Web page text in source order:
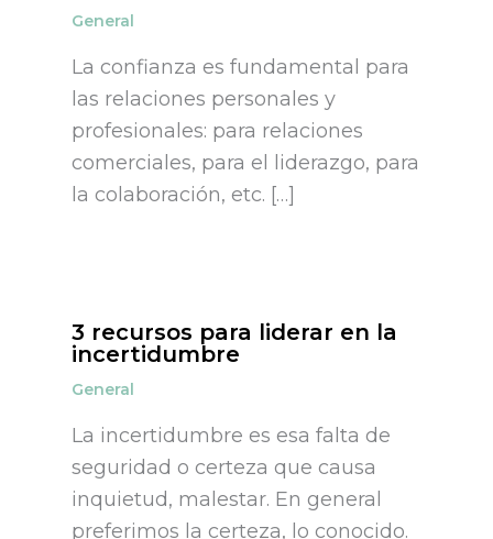
General
La confianza es fundamental para
las relaciones personales y
profesionales: para relaciones
comerciales, para el liderazgo, para
la colaboración, etc. […]
3 recursos para liderar en la
incertidumbre
General
La incertidumbre es esa falta de
seguridad o certeza que causa
inquietud, malestar. En general
preferimos la certeza, lo conocido.